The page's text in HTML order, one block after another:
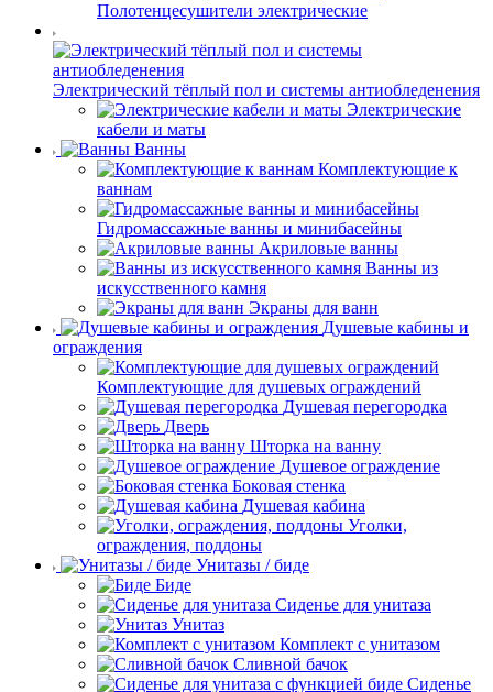
Полотенцесушители электрические
Электрический тёплый пол и системы антиобледенения
Электрические
кабели и маты
Ванны
Комплектующие к
ваннам
Гидромассажные ванны и минибасейны
Акриловые ванны
Ванны из
искусственного камня
Экраны для ванн
Душевые кабины и
ограждения
Комплектующие для душевых ограждений
Душевая перегородка
Дверь
Шторка на ванну
Душевое ограждение
Боковая стенка
Душевая кабина
Уголки,
ограждения, поддоны
Унитазы / биде
Биде
Сиденье для унитаза
Унитаз
Комплект с унитазом
Сливной бачок
Сиденье